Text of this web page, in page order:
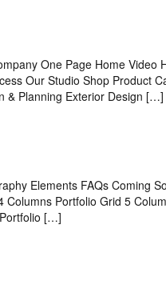
One Page Home Video
Our Studio Shop Product
& Planning Exterior Design […]
Elements FAQs Coming
Portfolio Grid 5
[…]